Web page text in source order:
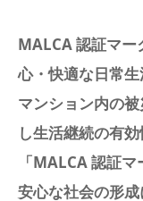
MALCA 認証マー
心・快適な日常生
マンション内の
し生活継続の有
「MALCA 認証
安心な社会の形成